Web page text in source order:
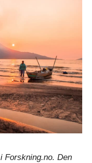
Forskning.no. Den